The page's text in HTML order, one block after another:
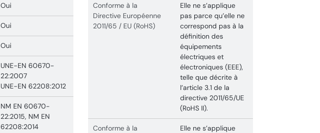
Oui
Oui
Oui
UNE-EN 60670-
22:2007
UNE-EN 62208:2012
NM EN 60670-
22:2015, NM EN
62208:2014
Conforme à la
Directive Européenne
2011/65 / EU (RoHS)
Elle ne s’applique
pas parce qu’elle ne
correspond pas à la
définition des
équipements
électriques et
électroniques (EEE),
telle que décrite à
l’article 3.1 de la
directive 2011/65/UE
(RoHS II).
Conforme à la
Elle ne s’applique